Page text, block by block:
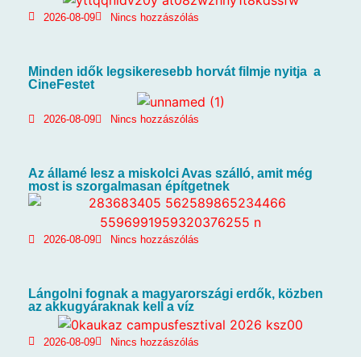
2026-08-09 Nincs hozzászólás
Minden idők legsikeresebb horvát filmje nyitja a
CineFestet
2026-08-09 Nincs hozzászólás
Az államé lesz a miskolci Avas szálló, amit még
most is szorgalmasan építgetnek
2026-08-09 Nincs hozzászólás
Lángolni fognak a magyarországi erdők, közben
az akkugyáraknak kell a víz
2026-08-09 Nincs hozzászólás